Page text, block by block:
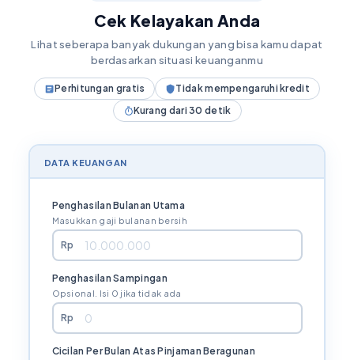
Cek Kelayakan Anda
Lihat seberapa banyak dukungan yang bisa kamu dapat
berdasarkan situasi keuanganmu
Perhitungan gratis
Tidak mempengaruhi kredit
Kurang dari 30 detik
DATA KEUANGAN
Penghasilan Bulanan Utama
Masukkan gaji bulanan bersih
Rp
Penghasilan Sampingan
Opsional. Isi 0 jika tidak ada
Rp
Cicilan Per Bulan Atas Pinjaman Beragunan